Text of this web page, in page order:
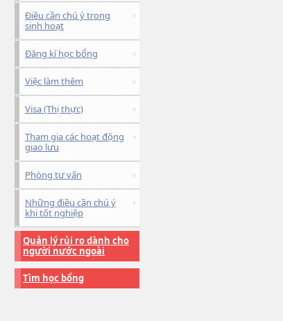
Điều cần chú ý trong
sinh hoạt
Đăng kí học bổng
Việc làm thêm
Visa (Thị thực)
Tham gia các hoạt động
giao lưu
Phòng tư vấn
Những điều cần chú ý
khi tốt nghiệp
Quản lý rủi ro dành cho
người nước ngoài
Tìm học bổng